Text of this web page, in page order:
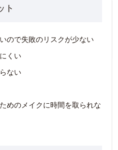
ト
ので失敗のリスクが少ない
くい
ない
めのメイクに時間を取られな